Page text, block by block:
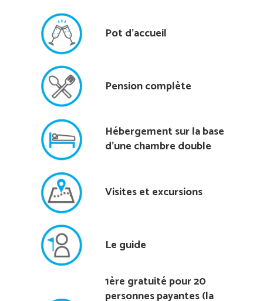
Pot d'accueil
Pension complète
Hébergement sur la base
d'une chambre double
Visites et excursions
Le guide
1ère gratuité pour 20
personnes payantes (la